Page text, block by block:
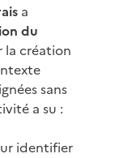
a
du
la création
sans
a su :
identifier